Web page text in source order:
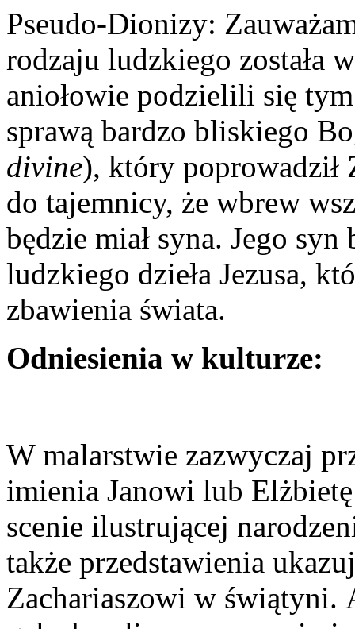
Pseudo-Dionizy:
rodzaju ludzkiego została
aniołowie podzielili się
sprawą bardzo bliskiego
divine), który poprowadził
do tajemnicy, że wbrew
będzie miał syna. Jego
ludzkiego dzieła Jezusa,
zbawienia świata.
Odniesienia w kulturze:
W malarstwie zazwyczaj
imienia Janowi lub
scenie ilustrującej
także przedstawienia
Zachariaszowi w świątyni.